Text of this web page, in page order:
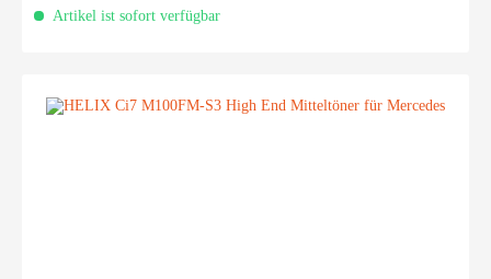
Artikel ist sofort verfügbar